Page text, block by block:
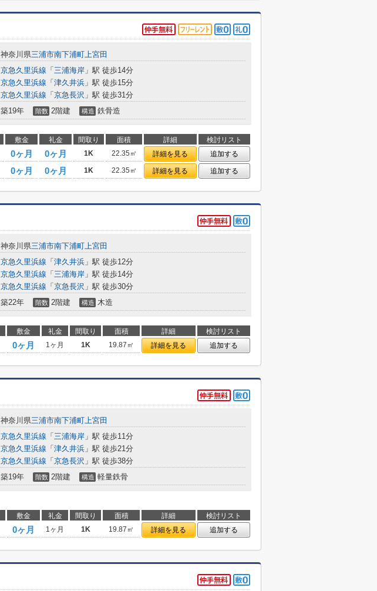
神奈川県三浦市南下浦町上宮田
京急久里浜線 「 三浦海岸 」駅 徒歩14分
京急久里浜線 「 津久井浜 」駅 徒歩15分
京急久里浜線 「 京急長沢 」駅 徒歩31分
築19年 階数 2階建 構造 鉄骨造
敷金 礼金 間取り 面積 詳細
検討リスト
0ヶ月 0ヶ月 1K 22.35㎡ 詳細を見る
追加する
0ヶ月 0ヶ月 1K 22.35㎡ 詳細を見る 追加する
神奈川県三浦市南下浦町上宮田
京急久里浜線 「 津久井浜 」駅 徒歩12分
京急久里浜線 「 三浦海岸 」駅 徒歩14分
京急久里浜線 「 京急長沢 」駅 徒歩30分
築22年 階数 2階建 構造 木造
敷金 礼金 間取り 面積 詳細
検討リスト
0ヶ月 1ヶ月 1K 19.87㎡ 詳細を見る 追加する
神奈川県三浦市南下浦町上宮田
京急久里浜線 「 三浦海岸 」駅 徒歩11分
京急久里浜線 「 津久井浜 」駅 徒歩21分
京急久里浜線 「 京急長沢 」駅 徒歩38分
築19年 階数 2階建 構造 軽量鉄骨
敷金 礼金 間取り 面積 詳細
検討リスト
0ヶ月 1ヶ月 1K 19.87㎡ 詳細を見る 追加する